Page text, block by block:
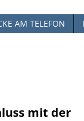
AM TELEFON
mit der